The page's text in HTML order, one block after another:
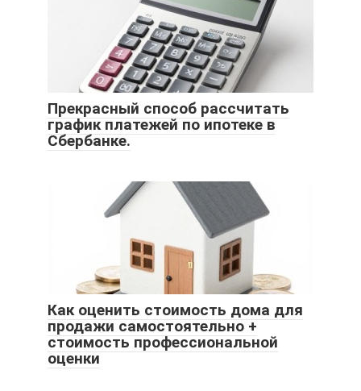
Прекрасный способ рассчитать
график платежей по ипотеке в
Сбербанке.
Как оценить стоимость дома для
продажи самостоятельно +
стоимость профессиональной
оценки